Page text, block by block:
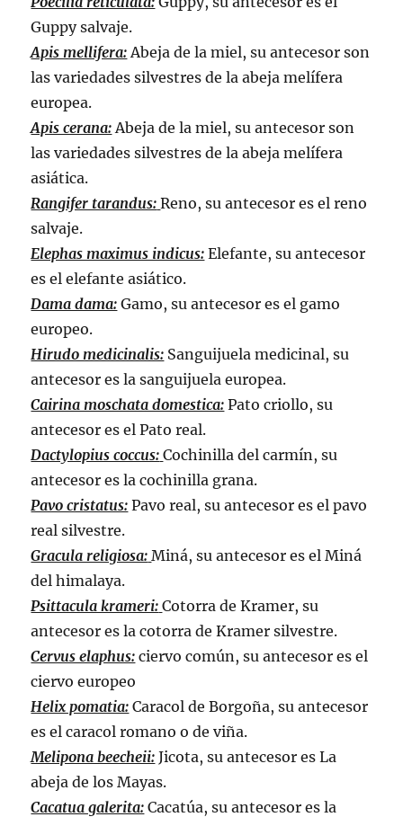
Guppy salvaje.
Apis mellifera: Abeja de la miel, su antecesor son
las variedades silvestres de la abeja melífera
europea.
Apis cerana: Abeja de la miel, su antecesor son
las variedades silvestres de la abeja melífera
asiática.
Rangifer tarandus: Reno, su antecesor es el reno
salvaje.
Elephas maximus indicus: Elefante, su antecesor
es el elefante asiático.
Dama dama: Gamo, su antecesor es el gamo
europeo.
Hirudo medicinalis: Sanguijuela medicinal, su
antecesor es la sanguijuela europea.
Cairina moschata domestica: Pato criollo, su
antecesor es el Pato real.
Dactylopius coccus: Cochinilla del carmín, su
antecesor es la cochinilla grana.
Pavo cristatus: Pavo real, su antecesor es el pavo
real silvestre.
Gracula religiosa: Miná, su antecesor es el Miná
del himalaya.
Psittacula krameri: Cotorra de Kramer, su
antecesor es la cotorra de Kramer silvestre.
Cervus elaphus: ciervo común, su antecesor es el
ciervo europeo
Helix pomatia: Caracol de Borgoña, su antecesor
es el caracol romano o de viña.
Melipona beecheii: Jicota, su antecesor es La
abeja de los Mayas.
Cacatua galerita: Cacatúa, su antecesor es la